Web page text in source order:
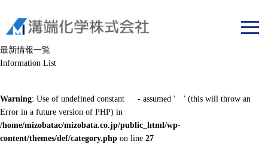
溝端化学株式会社
最新情報一覧
Information List
Warning: Use of undefined constant - assumed ' ' (this will throw an
Error in a future version of PHP) in
/home/mizobatac/mizobata.co.jp/public_html/wp-
content/themes/def/category.php on line 27